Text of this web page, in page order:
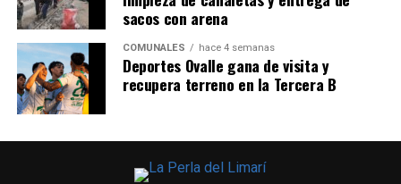
sacos con arena
COMUNALES hace 4 semanas
Deportes Ovalle gana de visita y
recupera terreno en la Tercera B